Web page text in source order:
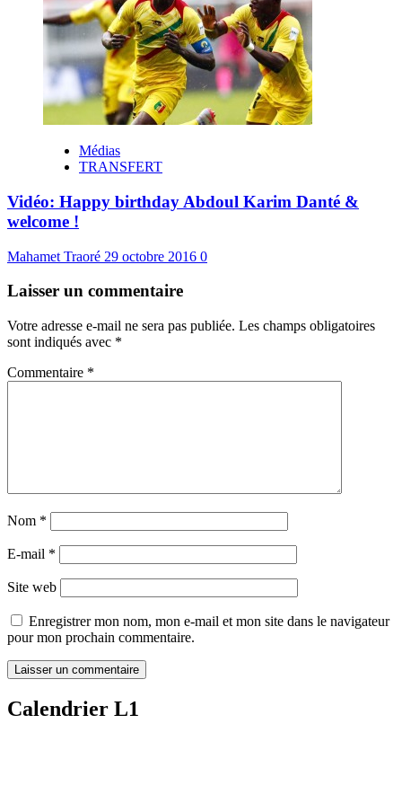
Médias
TRANSFERT
Vidéo: Happy birthday Abdoul Karim Danté &
welcome !
Mahamet Traoré 29 octobre 2016 0
Laisser un commentaire
Votre adresse e-mail ne sera pas publiée. Les champs obligatoires
sont indiqués avec *
Commentaire *
Nom *
E-mail *
Site web
Enregistrer mon nom, mon e-mail et mon site dans le navigateur
pour mon prochain commentaire.
Calendrier L1